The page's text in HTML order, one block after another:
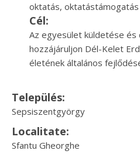
oktatás, oktatástámogatás
Cél:
Az egyesület küldetése és
hozzájáruljon Dél-Kelet
életének általános
Település:
Sepsiszentgyörgy
Localitate:
Sfantu Gheorghe